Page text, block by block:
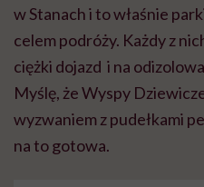
w Stanach i to właśnie
celem podróży. Każdy z
ciężki dojazd i na
Myślę, że Wyspy
wyzwaniem z pudełkami
na to gotowa.